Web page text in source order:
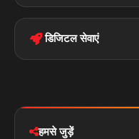
Disclaimer
Privacy Policy
पॉलिटिकल
डिजिटल सेवाएं
हमसे जुड़ें